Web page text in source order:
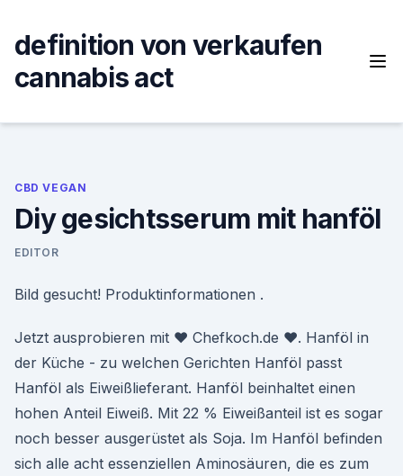
content
definition von verkaufen
cannabis act
CBD VEGAN
Diy gesichtsserum mit hanföl
EDITOR
Bild gesucht! Produktinformationen .
Jetzt ausprobieren mit ♥ Chefkoch.de ♥. Hanföl in
der Küche - zu welchen Gerichten Hanföl passt
Hanföl als Eiweißlieferant. Hanföl beinhaltet einen
hohen Anteil Eiweiß. Mit 22 % Eiweißanteil ist es sogar
noch besser ausgerüstet als Soja. Im Hanföl befinden
sich alle acht essenziellen Aminosäuren, die es zum